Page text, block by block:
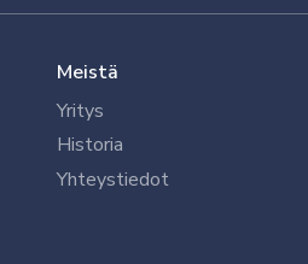
Meistä
Yritys
Historia
Yhteystiedot